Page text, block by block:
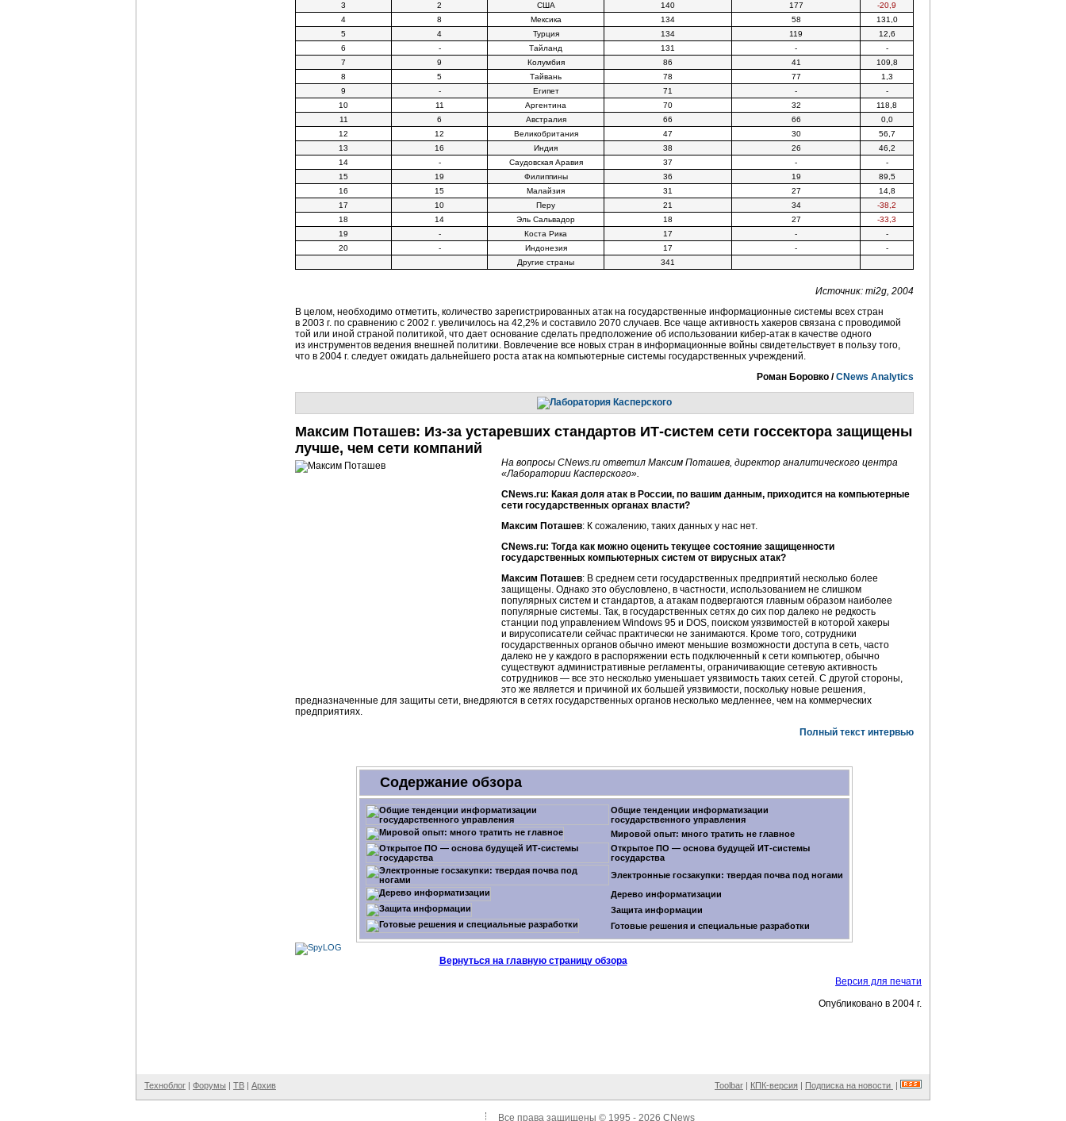
3
2 США 140 177
-20,9
4
8 Мексика 134 58
131,0
5
4 Турция 134 119
12,6
6
- Тайланд 131 -
-
7
9 Колумбия 86 41
109,8
8
5 Тайвань 78 77
1,3
9
- Египет 71 -
-
10
11 Аргентина 70 32
118,8
11
6 Австралия 66 66
0,0
12
12 Великобритания 47 30
56,7
13
16 Индия 38 26
46,2
14
- Саудовская Аравия 37 -
-
15
19 Филиппины 36 19
89,5
16
15 Малайзия 31 27
14,8
17
10 Перу 21 34
-38,2
18
14 Эль Сальвадор 18 27
-33,3
19
- Коста Рика 17 -
-
20
- Индонезия 17 -
-
Другие страны
341
Источник: mi2g, 2004
В целом, необходимо отметить, количество зарегистрированных атак на государственные информационные системы всех стран
в 2003 г. по сравнению с 2002 г. увеличилось на 42,2% и составило 2070 случаев. Все чаще активность хакеров связана с проводимой
той или иной страной политикой, что дает основание сделать предположение об использовании кибер-атак в качестве одного
из инструментов ведения внешней политики. Вовлечение все новых стран в информационные войны свидетельствует в пользу того,
что в 2004 г. следует ожидать дальнейшего роста атак на компьютерные системы государственных учреждений.
Роман Боровко /CNews Analytics
Максим Поташев: Из-за устаревших стандартов ИТ-систем сети госсектора защищены
лучше, чем сети компаний
На вопросы CNews.ru ответил Максим Поташев, директор аналитического центра
«Лаборатории Касперского».
CNews.ru: Какая доля атак в России, по вашим данным, приходится на компьютерные
сети государственных органах власти?
Максим Поташев: К сожалению, таких данных у нас нет.
CNews.ru: Тогда как можно оценить текущее состояние защищенности
государственных компьютерных систем от вирусных атак?
Максим Поташев: В среднем сети государственных предприятий несколько более
защищены. Однако это обусловлено, в частности, использованием не слишком
популярных систем и стандартов, а атакам подвергаются главным образом наиболее
популярные системы. Так, в государственных сетях до сих пор далеко не редкость
станции под управлением Windows 95 и DOS, поиском уязвимостей в которой хакеры
и вирусописатели сейчас практически не занимаются. Кроме того, сотрудники
государственных органов обычно имеют меньшие возможности доступа в сеть, часто
далеко не у каждого в распоряжении есть подключенный к сети компьютер, обычно
существуют административные регламенты, ограничивающие сетевую активность
сотрудников — все это несколько уменьшает уязвимость таких сетей. С другой стороны,
это же является и причиной их большей уязвимости, поскольку новые решения,
предназначенные для защиты сети, внедряются в сетях государственных органов несколько медленнее, чем на коммерческих
предприятиях.
Полный текст интервью
Содержание обзора
Общие тенденции информатизации
государственного управления
Мировой опыт: много тратить не главное
Открытое ПО — основа будущей ИТ-системы
государства
Электронные госзакупки: твердая почва под ногами
Дерево информатизации
Защита информации
Готовые решения и специальные разработки
Вернуться на главную страницу обзора
Версия для печати
Опубликовано в 2004 г.
Техноблог | Форумы | ТВ | Архив Toolbar | КПК-версия | Подписка на новости |
Все права защищены © 1995 - 2026 CNews